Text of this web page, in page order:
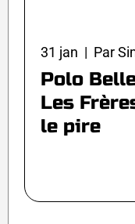
31 jan | Par
Polo
Les
le pire